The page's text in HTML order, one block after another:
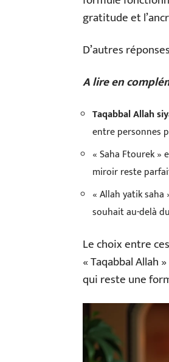
gratitude et
D’autres
A lire en
Taqabbal Allah
entre personnes
« Saha Ftourek
miroir reste
« Allah yatik
souhait au-delà
Le choix entre
« Taqabbal Allah
qui reste une